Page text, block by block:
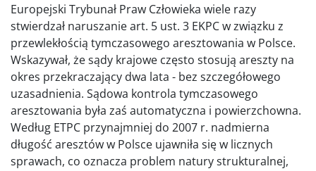
Europejski Trybunał Praw Człowieka wiele razy
stwierdzał naruszanie art. 5 ust. 3 EKPC w związku z
przewlekłością tymczasowego aresztowania w Polsce.
Wskazywał, że sądy krajowe często stosują areszty na
okres przekraczający dwa lata - bez szczegółowego
uzasadnienia. Sądowa kontrola tymczasowego
aresztowania była zaś automatyczna i powierzchowna.
Według ETPC przynajmniej do 2007 r. nadmierna
długość aresztów w Polsce ujawniła się w licznych
sprawach, co oznacza problem natury strukturalnej,